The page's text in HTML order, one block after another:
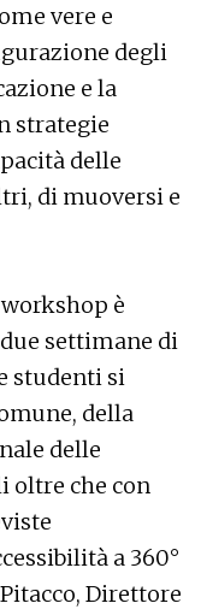
vere e
degli
e la
strategie
delle
di muoversi e
è
settimane di
studenti si
della
delle
oltre che con
a 360°
Direttore